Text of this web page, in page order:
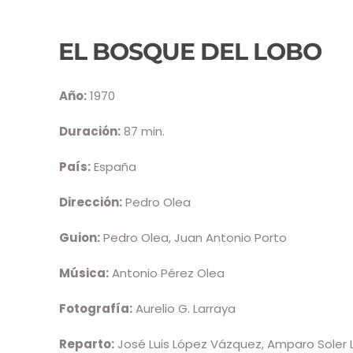
EL BOSQUE DEL LOBO
Año:1970
Duración:87 min.
País:España
Dirección:Pedro Olea
Guion:Pedro Olea, Juan Antonio Porto
Música:Antonio Pérez Olea
Fotografía:Aurelio G. Larraya
Reparto: José Luis López Vázquez, Amparo Soler